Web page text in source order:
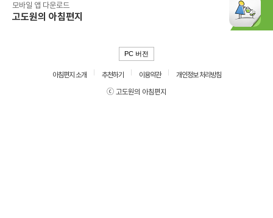
모바일 앱 다운로드
고도원의 아침편지
PC 버전
아침편지 소개 추천하기 이용약관
개인정보 처리방침
ⓒ 고도원의 아침편지